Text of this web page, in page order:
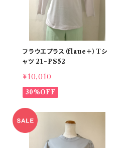
フラウエプラス（flaue＋）Tシ
ャツ 21−PS52
¥10,010
30%OFF